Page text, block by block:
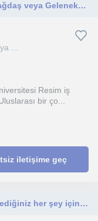
Her yaş için Sanat Eğitimi veriyorum.Çağdaş veya Geleneksel sanat.Workshop,özel ders,okul
...
Resim iş
bir ço...
iletişime geç
Görsel sanatlar hakkında öğrenmek istediğiniz her şey için ben buradayım